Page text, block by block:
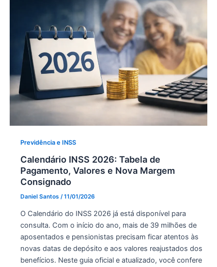
Previdência e INSS
Calendário INSS 2026: Tabela de
Pagamento, Valores e Nova Margem
Consignado
Daniel Santos /11/01/2026
O Calendário do INSS 2026 já está disponível para
consulta. Com o início do ano, mais de 39 milhões de
aposentados e pensionistas precisam ficar atentos às
novas datas de depósito e aos valores reajustados dos
benefícios. Neste guia oficial e atualizado, você confere